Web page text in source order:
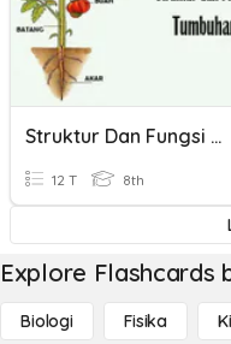
Struktur Dan Fungsi Tumbuhan
12 T 8th
Explore Flashcards
Biologi Fisika